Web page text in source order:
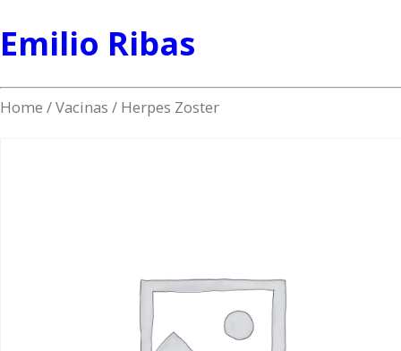
Emilio Ribas
Home /Vacinas / Herpes Zoster